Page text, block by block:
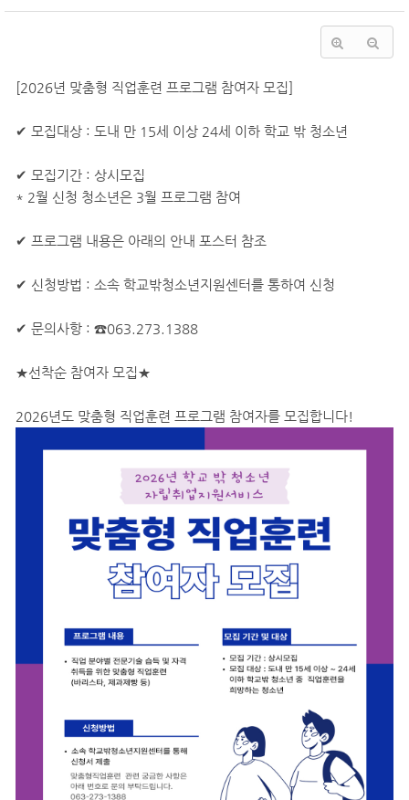
[2026년 맞춤형 직업훈련 프로그램 참여자 모집]
✔ 모집대상 : 도내 만 15세 이상 24세 이하 학교 밖 청소년
✔ 모집기간 : 상시모집
* 2월 신청 청소년은 3월 프로그램 참여
✔ 프로그램 내용은 아래의 안내 포스터 참조
✔ 신청방법 : 소속 학교밖청소년지원센터를 통하여 신청
✔ 문의사항 : ☎063.273.1388
★선착순 참여자 모집★
2026년도 맞춤형 직업훈련 프로그램 참여자를 모집합니다!